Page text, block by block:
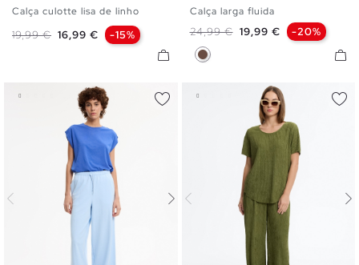
Calça culotte lisa de linho
Preço normal
19,99 € Preço
16,99 € -15%
L
Calça larga fluida
Preço normal
24,99 € Preço
19,99 € -20%
Marrom Escuro